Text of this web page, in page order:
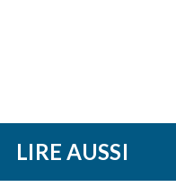
LIRE AUSSI